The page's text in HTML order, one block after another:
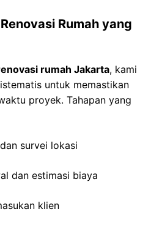
Rumah yang
rumah Jakarta, kami
untuk memastikan
proyek. Tahapan yang
survei lokasi
dan estimasi biaya
klien